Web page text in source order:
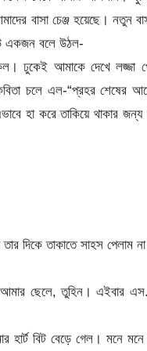
বাসা চেঞ্জ হয়েছে। নতুন
একজন বলে উঠল-
আমাকে দেখে লজ্জা
চলে এল-“প্রহর শেষের
হা করে তাকিয়ে থাকার
দিকে তাকাতে সাহস পেলাম
ছেলে, তুহিন। এইবার
হার্ট বিট বেড়ে গেল। মনে